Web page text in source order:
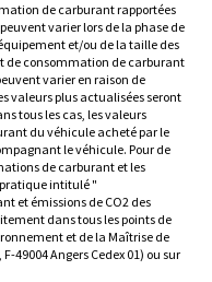
de carburant rapportées
varier lors de la phase de
et/ou de la taille des
de consommation de carburant
varier en raison de
valeurs plus actualisées seront
tous les cas, les valeurs
du véhicule acheté par le
le véhicule. Pour de
de carburant et les
intitulé "
et émissions de CO2 des
dans tous les points de
et de la Maîtrise de
49004 Angers Cedex 01) ou sur